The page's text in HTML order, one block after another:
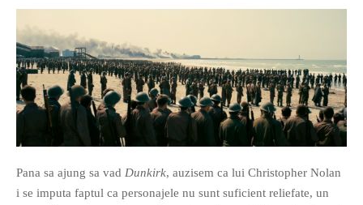
Descarca povestirea Floare
Download 101 Movie
Acrostics!
PRIETENI APROPIATI
Victor Sosea – Designer
PRIETENI DIN AFARA BRESLEI
Pana sa ajung sa vad Dunkirk, auzisem ca lui Christopher Nolan
i se imputa faptul ca personajele nu sunt suficient reliefate, un